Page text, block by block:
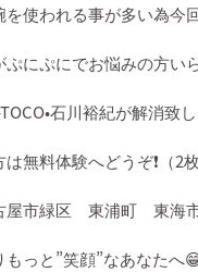
を使われる事が多い為今
ぷにぷにでお悩みの方い
石川裕紀が解消致し
は無料体験へどうぞ❗️ （2
屋市緑区 東浦町 東海
っと”笑顔”なあなたへ